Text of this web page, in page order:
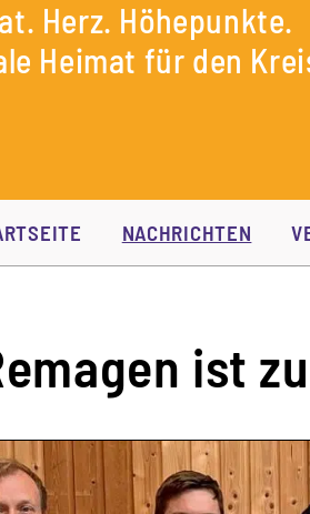
Herz. Höhepunkte.
Heimat für den
NACHRICHTEN
ist